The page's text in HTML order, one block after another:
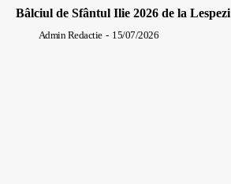
Bâlciul de Sfântul Ilie 2026 de la Lespezi
Admin Redactie - 15/07/2026